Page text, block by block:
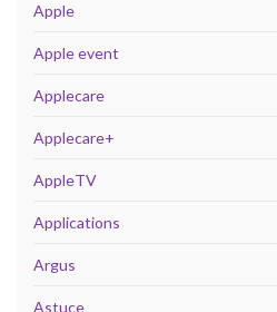
Apple
Apple event
Applecare
Applecare+
AppleTV
Applications
Argus
Astuce